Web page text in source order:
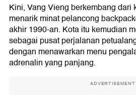
Kini, Vang Vieng berkembang dari
menarik minat pelancong
akhir 1990-an. Kota itu kemudian
sebagai pusat perjalanan
dengan menawarkan menu
adrenalin yang panjang.
ADVERTISEMENT